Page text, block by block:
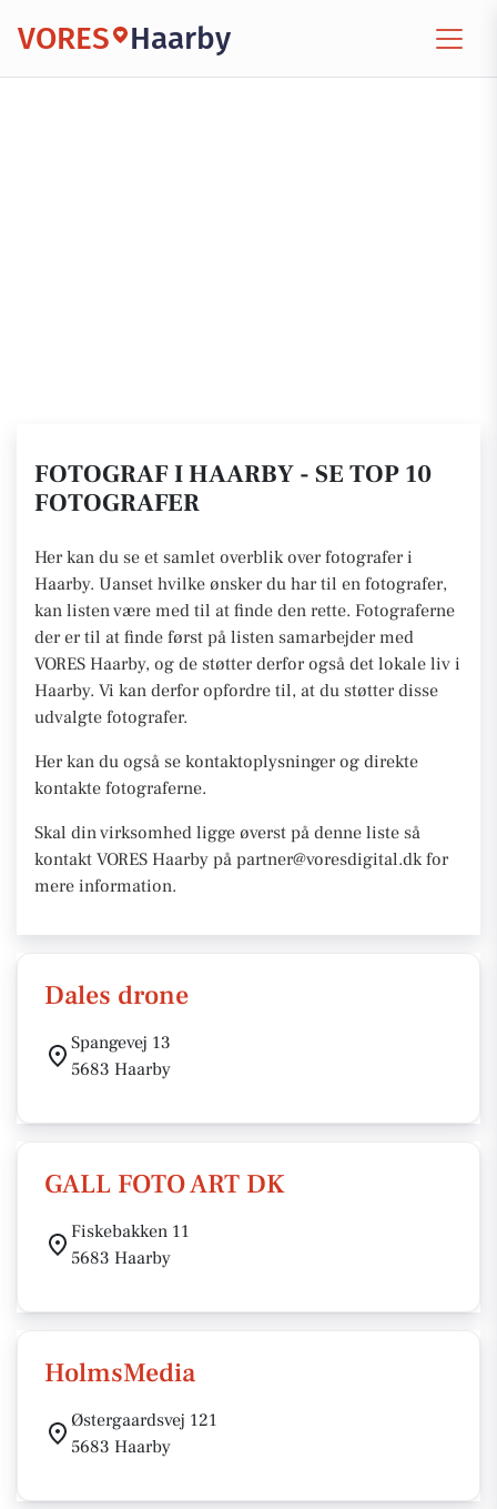
VORES Haarby
FOTOGRAF I HAARBY - SE TOP 10
FOTOGRAFER
Her kan du se et samlet overblik over fotografer i
Haarby. Uanset hvilke ønsker du har til en fotografer,
kan listen være med til at finde den rette. Fotograferne
der er til at finde først på listen samarbejder med
VORES Haarby, og de støtter derfor også det lokale liv i
Haarby. Vi kan derfor opfordre til, at du støtter disse
udvalgte fotografer.
Her kan du også se kontaktoplysninger og direkte
kontakte fotograferne.
Skal din virksomhed ligge øverst på denne liste så
kontakt VORES Haarby på partner@voresdigital.dk for
mere information.
Dales drone
Spangevej 13
5683 Haarby
GALL FOTO ART DK
Fiskebakken 11
5683 Haarby
HolmsMedia
Østergaardsvej 121
5683 Haarby